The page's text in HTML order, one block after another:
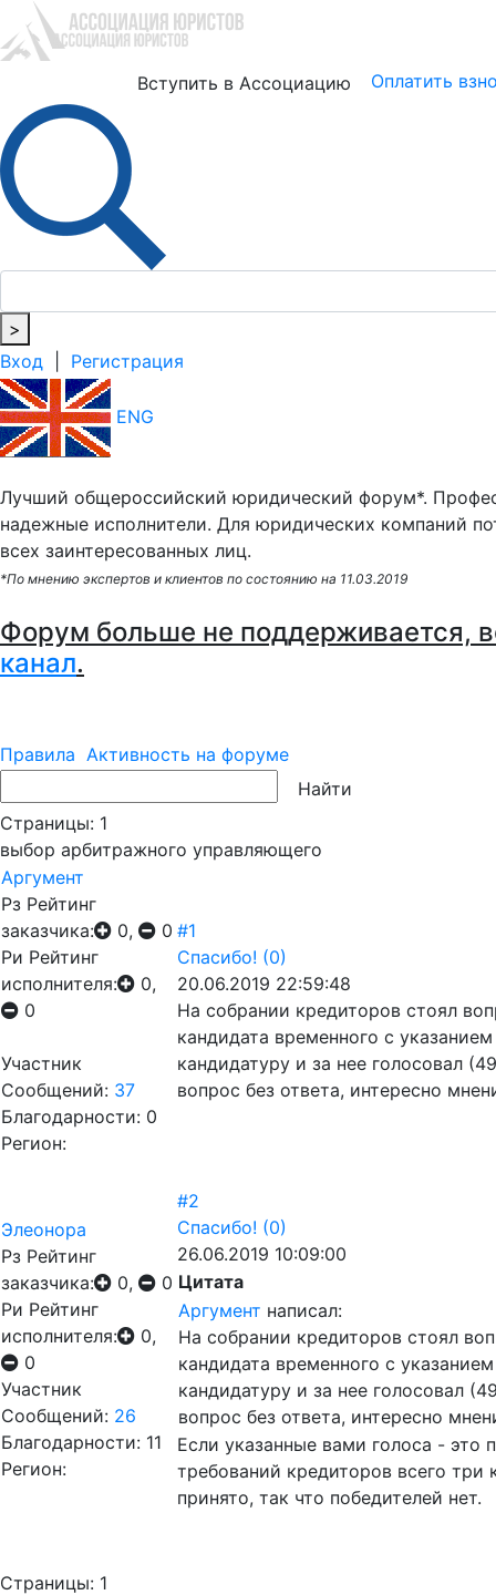
Вступить в Ассоциацию Оплатить
>
Вход
Регистрация
ENG
Лучший общероссийский юридический форум*.
надежные исполнители. Для юридических компаний
всех заинтересованных лиц.
*По мнению экспертов и клиентов по состоянию на 11.03.2019
Форум больше не поддерживается,
канал.
Правила Активность на форуме
Страницы: 1
выбор арбитражного управляющего
Аргумент
Рз Рейтинг
заказчика:
0,
0
Ри Рейтинг
исполнителя:
0,
0
Участник
Сообщений: 37
Благодарности: 0
Регион:
#1
Спасибо! (0)
20.06.2019 22:59:48
На собрании кредиторов стоял
кандидата временного с
кандидатуру и за нее голосовал
вопрос без ответа, интересно
Элеонора
Рз Рейтинг
заказчика:
0,
0
Ри Рейтинг
исполнителя:
0,
0
Участник
Сообщений: 26
Благодарности: 11
Регион:
#2
Спасибо! (0)
26.06.2019 10:09:00
Цитата
Аргумент написал:
На собрании кредиторов стоял
кандидата временного с
кандидатуру и за нее голосовал
вопрос без ответа, интересно
Если указанные вами голоса - это
требований кредиторов всего
принято, так что победителей нет.
Страницы: 1